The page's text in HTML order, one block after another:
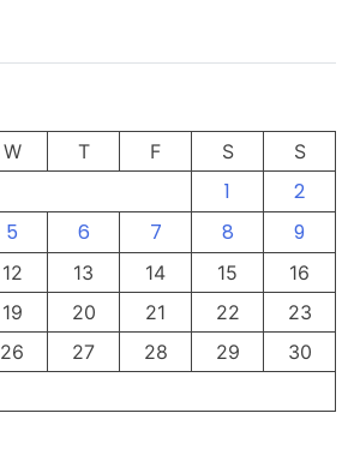
W T F S S
1
2
5 6 7 8 9
12 13 14 15
16
19 20 21 22
23
26 27 28 29
30